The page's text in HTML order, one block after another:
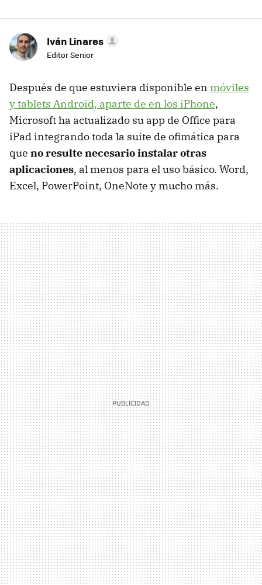
Iván Linares
Editor Senior
Después de que estuviera disponible en móviles
y tablets Android, aparte de en los iPhone,
Microsoft ha actualizado su app de Office para
iPad integrando toda la suite de ofimática para
que no resulte necesario instalar otras
aplicaciones, al menos para el uso básico. Word,
Excel, PowerPoint, OneNote y mucho más.